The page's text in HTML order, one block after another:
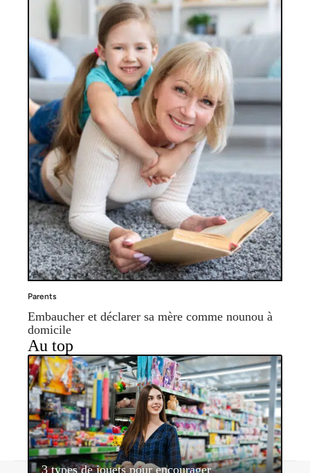
Parents
Embaucher et déclarer sa mère comme nounou à
domicile
Au top
3 types de jouets pour encourager